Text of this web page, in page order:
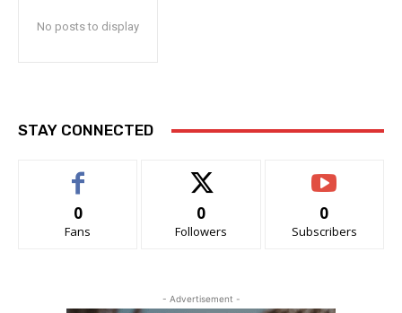
No posts to display
STAY CONNECTED
0
Fans
0
Followers
0
Subscribers
- Advertisement -